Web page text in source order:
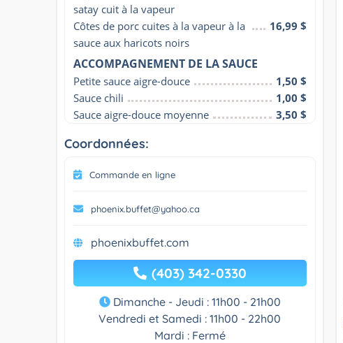
satay cuit à la vapeur
Côtes de porc cuites à la vapeur à la
sauce aux haricots noirs
16,99 $
ACCOMPAGNEMENT DE LA SAUCE
Petite sauce aigre-douce
1,50 $
Sauce chili
1,00 $
Sauce aigre-douce moyenne
3,50 $
Coordonnées:
Commande en ligne
phoenix.buffet@yahoo.ca
phoenixbuffet.com
(403) 342-0330
Dimanche - Jeudi : 11h00 - 21h00
Vendredi et Samedi : 11h00 - 22h00
Mardi : Fermé